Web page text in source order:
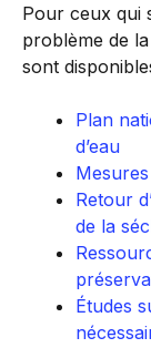
Pour ceux qui
problème de
sont
Plan
d’eau
Retour
de la
Études